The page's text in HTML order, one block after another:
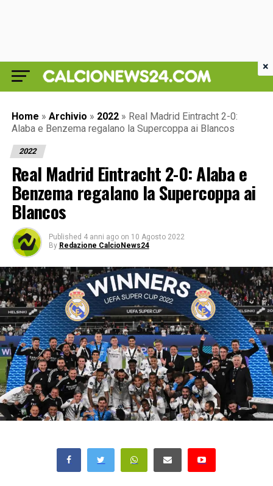
Home » Archivio » 2022 » Real Madrid Eintracht 2-0:
Alaba e Benzema regalano la Supercoppa ai Blancos
2022
Real Madrid Eintracht 2-0: Alaba e
Benzema regalano la Supercoppa ai
Blancos
Published 4 anni ago on 10 Agosto 2022
By Redazione CalcioNews24
×